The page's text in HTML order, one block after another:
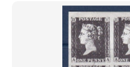
Uniquement en
Livraison gratuite
Méthodes de paiement
PayPal